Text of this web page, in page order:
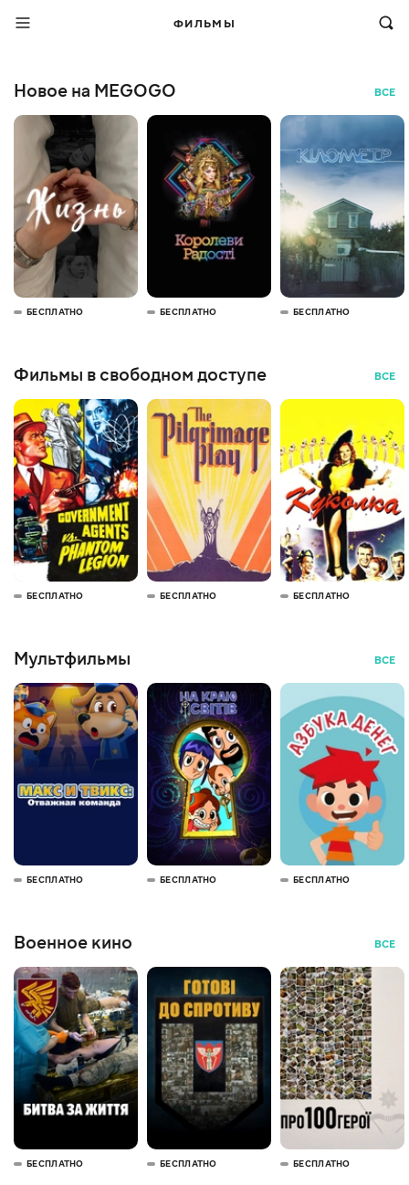
ФИЛЬМЫ
Новое на MEGOGO ВСЕ
БЕСПЛАТНО БЕСПЛАТНО БЕСПЛАТНО
Фильмы в свободном доступе ВСЕ
БЕСПЛАТНО БЕСПЛАТНО БЕСПЛАТНО
Мультфильмы ВСЕ
БЕСПЛАТНО БЕСПЛАТНО БЕСПЛАТНО
Военное кино ВСЕ
БЕСПЛАТНО БЕСПЛАТНО БЕСПЛАТНО